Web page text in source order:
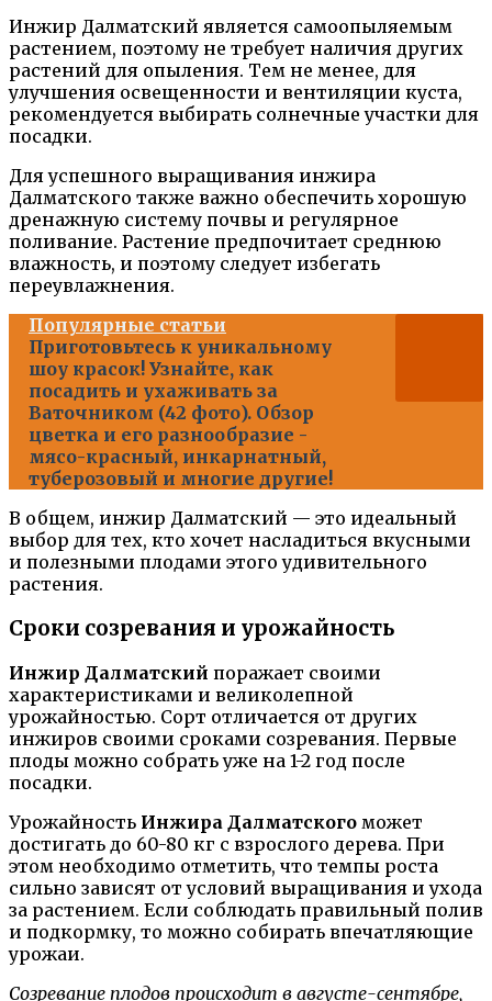
Инжир Далматский является самоопыляемым
растением, поэтому не требует наличия других
растений для опыления. Тем не менее, для
улучшения освещенности и вентиляции куста,
рекомендуется выбирать солнечные участки для
посадки.
Для успешного выращивания инжира
Далматского также важно обеспечить хорошую
дренажную систему почвы и регулярное
поливание. Растение предпочитает среднюю
влажность, и поэтому следует избегать
переувлажнения.
Популярные статьи
Приготовьтесь к уникальному
шоу красок! Узнайте, как
посадить и ухаживать за
Ваточником (42 фото). Обзор
цветка и его разнообразие -
мясо-красный, инкарнатный,
туберозовый и многие другие!
В общем, инжир Далматский — это идеальный
выбор для тех, кто хочет насладиться вкусными
и полезными плодами этого удивительного
растения.
Сроки созревания и урожайность
Инжир Далматский поражает своими
характеристиками и великолепной
урожайностью. Сорт отличается от других
инжиров своими сроками созревания. Первые
плоды можно собрать уже на 1-2 год после
посадки.
Урожайность Инжира Далматского может
достигать до 60-80 кг с взрослого дерева. При
этом необходимо отметить, что темпы роста
сильно зависят от условий выращивания и ухода
за растением. Если соблюдать правильный полив
и подкормку, то можно собирать впечатляющие
урожаи.
Созревание плодов происходит в августе-сентябре,